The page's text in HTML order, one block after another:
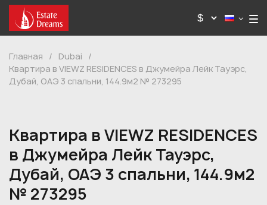
Главная / Dubai
/
Квартира в VIEWZ RESIDENCES в Джумейра Лейк Тауэрс,
Дубай, ОАЭ 3 спальни, 144.9м2 № 273295
Квартира в VIEWZ RESIDENCES
в Джумейра Лейк Тауэрс,
Дубай, ОАЭ 3 спальни, 144.9м2
№ 273295